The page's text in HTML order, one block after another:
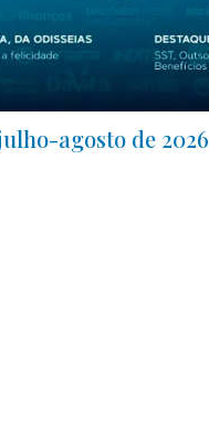
agosto de 2026